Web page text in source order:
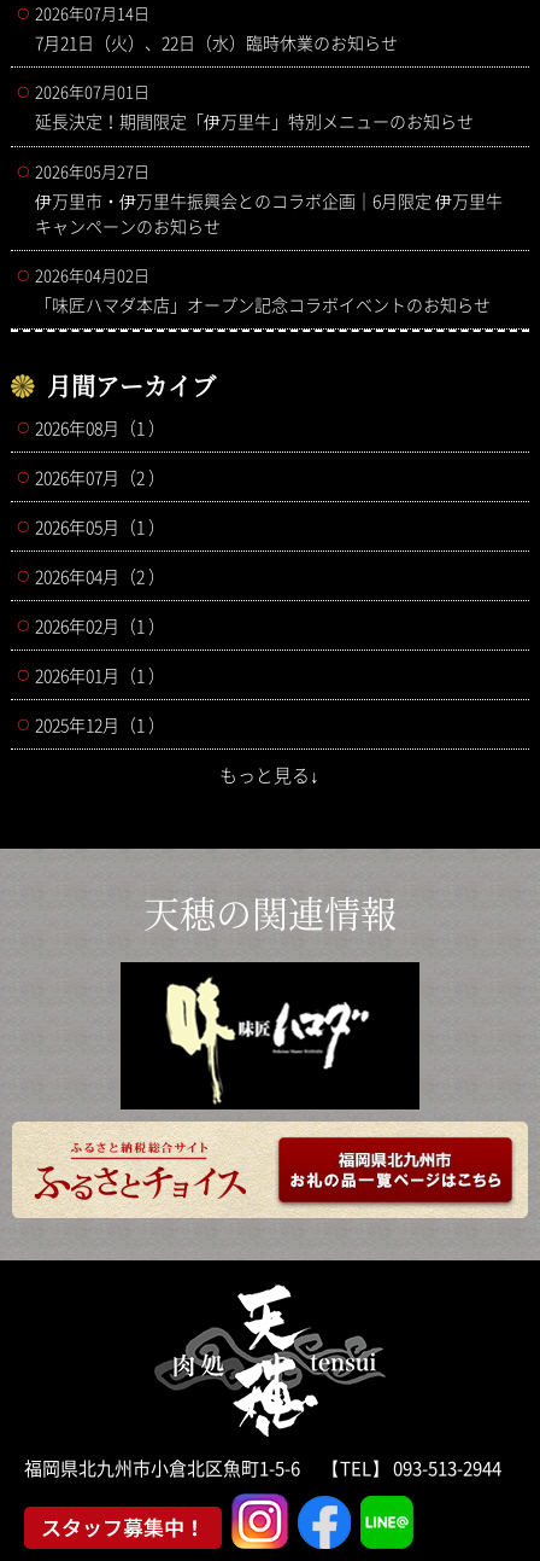
2026年07月14日
7月21日（火）、22日（水）臨時休業のお知らせ
2026年07月01日
延長決定！期間限定「伊万里牛」特別メニューのお知らせ
2026年05月27日
伊万里市・伊万里牛振興会とのコラボ企画｜6月限定 伊万里牛
キャンペーンのお知らせ
2026年04月02日
「味匠ハマダ本店」オープン記念コラボイベントのお知らせ
月間アーカイブ
2026年08月（1 ）
2026年07月（2 ）
2026年05月（1 ）
2026年04月（2 ）
2026年02月（1 ）
2026年01月（1 ）
2025年12月（1 ）
もっと見る↓
天穂の関連情報
福岡県北九州市小倉北区魚町1-5-6 【TEL】 093-513-2944